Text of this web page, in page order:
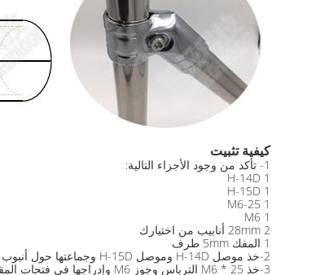
كيفية تثبيت
1- تأكد من وجود الأجزاء التالية:
1 H-14D
1 H-15D
1 M6-25
1 M6
2 28mm أنابيب من اختيارك
1 المفك 5mm طرف
2-خذ موصل H-14D وموصل H-15D وجماعتها حول أنبوب PE1.
3-خذ M6 * 25 الترباس وجوز M6 وإدراجها في فتحات المقابلة. تأكد من وضع الترباس على الجانب أكثر سهولة.